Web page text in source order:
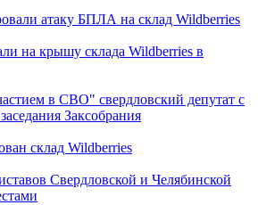
атаку БПЛА на склад Wildberries
на крышу склада Wildberries в
в СВО" свердловский депутат с
Заксобрания
склад Wildberries
Свердловской и Челябинской